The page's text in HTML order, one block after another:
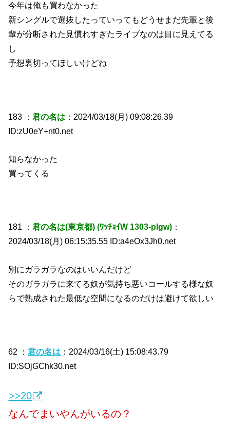
今年は俺も買わなかった
新シングルで選抜したっていってもどうせまだ先輩と後
輩が分断された見慣れすぎたライブなのは目に見えてる
し
予想裏切ってほしいけどね
183 ：君の名は ：2024/03/18(月) 09:08:26.39
ID:zU0eY+nt0.net
知らなかった
買ってくる
181 ：君の名は(東京都) (ﾜｯﾁｮｲW 1303-pIgw) ：
2024/03/18(月) 06:15:35.55 ID:a4eOx3Jh0.net
別にガラガラなのはいいんだけど
そのガラガラに来てる奴が気持ち悪いコールする様な奴
らで熟成された最低な空間になるのだけは避けて欲しい
62 ：君の名は ：2024/03/16(土) 15:08:43.79
ID:SOjGChk30.net
>>20
なんでまいやんがいるの？